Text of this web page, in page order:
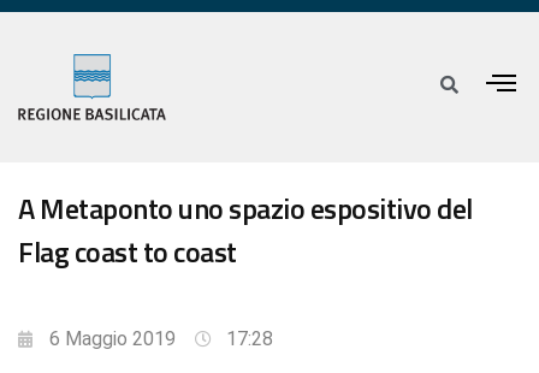
A Metaponto uno spazio espositivo del
Flag coast to coast
6 Maggio 2019 17:28